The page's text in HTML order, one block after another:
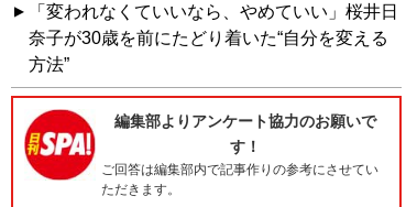
「変われなくていいなら、やめていい」桜井日
奈子が30歳を前にたどり着いた“自分を変える
方法”